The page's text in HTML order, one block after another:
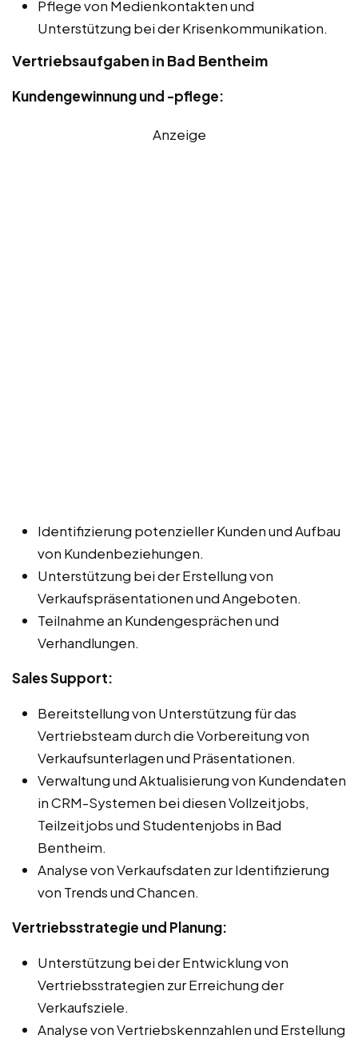
Pflege von Medienkontakten und
Unterstützung bei der Krisenkommunikation.
Vertriebsaufgaben in Bad Bentheim
Kundengewinnung und -pflege:
Anzeige
Identifizierung potenzieller Kunden und Aufbau
von Kundenbeziehungen.
Unterstützung bei der Erstellung von
Verkaufspräsentationen und Angeboten.
Teilnahme an Kundengesprächen und
Verhandlungen.
Sales Support:
Bereitstellung von Unterstützung für das
Vertriebsteam durch die Vorbereitung von
Verkaufsunterlagen und Präsentationen.
Verwaltung und Aktualisierung von Kundendaten
in CRM-Systemen bei diesen Vollzeitjobs,
Teilzeitjobs und Studentenjobs in Bad
Bentheim.
Analyse von Verkaufsdaten zur Identifizierung
von Trends und Chancen.
Vertriebsstrategie und Planung:
Unterstützung bei der Entwicklung von
Vertriebsstrategien zur Erreichung der
Verkaufsziele.
Analyse von Vertriebskennzahlen und Erstellung